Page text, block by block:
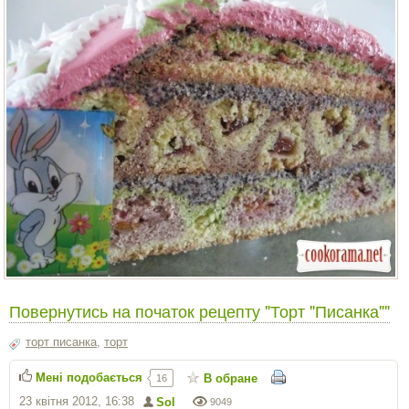
Повернутись на початок рецепту "Торт "Писанка""
торт писанка, торт
9049
Sol
23 квітня 2012, 16:38
Мені подобається 16 В обране